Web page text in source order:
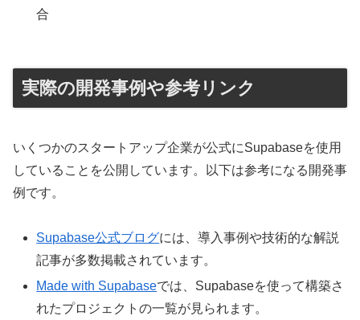
合
実際の開発事例や参考リンク
いくつかのスタートアップ企業が公式にSupabaseを使用
していることを公開しています。以下は参考になる開発事
例です。
Supabase公式ブログには、導入事例や技術的な解説
記事が多数掲載されています。
Made with Supabaseでは、Supabaseを使って構築さ
れたプロジェクトの一覧が見られます。